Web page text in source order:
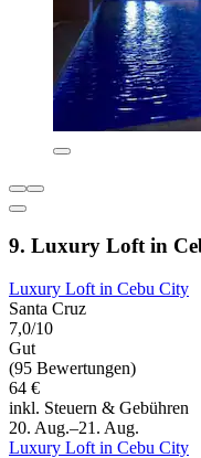
9. Luxury Loft in
Luxury Loft in Cebu City
Santa Cruz
7,0/10
Gut
(95 Bewertungen)
64 €
inkl. Steuern & Gebühren
20. Aug.–21. Aug.
Luxury Loft in Cebu City